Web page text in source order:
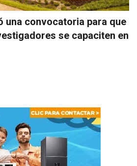
una convocatoria para que
se capaciten en